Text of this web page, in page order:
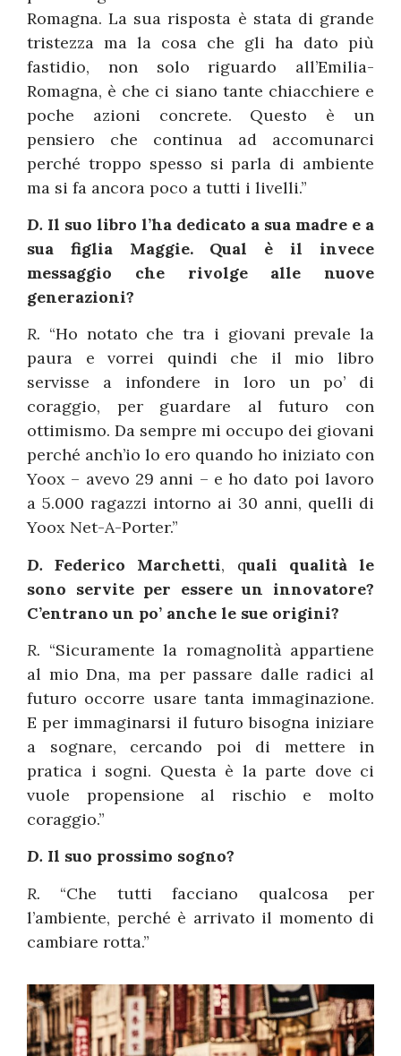
Romagna. La sua risposta è stata di grande
tristezza ma la cosa che gli ha dato più
fastidio, non solo riguardo all’Emilia-
Romagna, è che ci siano tante chiacchiere e
poche azioni concrete. Questo è un
pensiero che continua ad accomunarci
perché troppo spesso si parla di ambiente
ma si fa ancora poco a tutti i livelli.”
D. Il suo libro l’ha dedicato a sua madre e a
sua figlia Maggie. Qual è il invece
messaggio che rivolge alle nuove
generazioni?
R. “Ho notato che tra i giovani prevale la
paura e vorrei quindi che il mio libro
servisse a infondere in loro un po’ di
coraggio, per guardare al futuro con
ottimismo. Da sempre mi occupo dei giovani
perché anch’io lo ero quando ho iniziato con
Yoox – avevo 29 anni – e ho dato poi lavoro
a 5.000 ragazzi intorno ai 30 anni, quelli di
Yoox Net-A-Porter.”
D.Federico Marchetti, quali qualità le
sono servite per essere un innovatore?
C’entrano un po’ anche le sue origini?
R. “Sicuramente la romagnolità appartiene
al mio Dna, ma per passare dalle radici al
futuro occorre usare tanta immaginazione.
E per immaginarsi il futuro bisogna iniziare
a sognare, cercando poi di mettere in
pratica i sogni. Questa è la parte dove ci
vuole propensione al rischio e molto
coraggio.”
D. Il suo prossimo sogno?
R. “Che tutti facciano qualcosa per
l’ambiente, perché è arrivato il momento di
cambiare rotta.”